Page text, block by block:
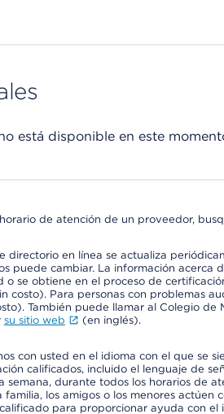
está disponible en este
de atención de un proveedor,
directorio en línea se actualiza
puede cambiar. La información acerca
o se obtiene en el proceso de
costo). Para personas con problemas
También puede llamar al Colegio
su sitio web (en inglés).
con usted en el idioma con el que se
calificados, incluido el lenguaje de
semana, durante todos los horarios de
los amigos o los menores actúen
para proporcionar ayuda con el